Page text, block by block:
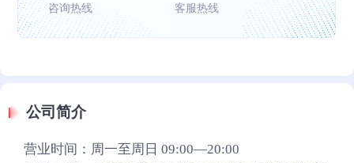
咨询热线 客服热线
公司简介
营业时间：周一至周日 09:00—20:00